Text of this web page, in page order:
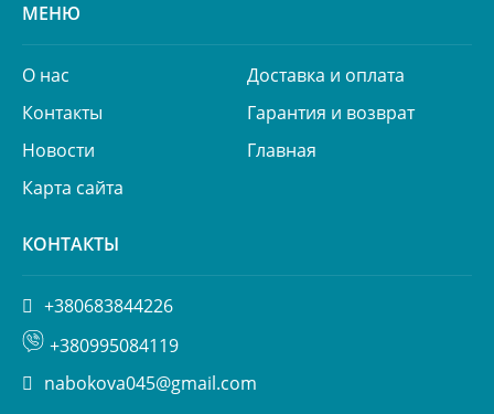
МЕНЮ
О нас
Доставка и оплата
Контакты
Гарантия и возврат
Новости
Главная
Карта сайта
КОНТАКТЫ
+380683844226
+380995084119
nabokova045@gmail.com